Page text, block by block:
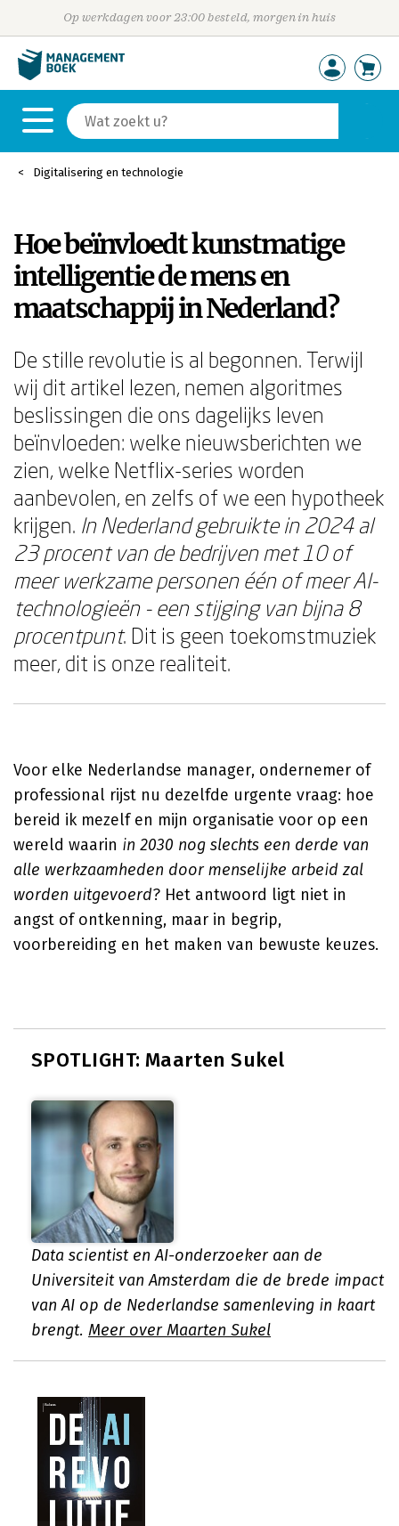
Op werkdagen voor 23:00 besteld, morgen in huis
Digitalisering en technologie
Hoe beïnvloedt kunstmatige
intelligentie de mens en
maatschappij in Nederland?
De stille revolutie is al begonnen. Terwijl
wij dit artikel lezen, nemen algoritmes
beslissingen die ons dagelijks leven
beïnvloeden: welke nieuwsberichten we
zien, welke Netflix-series worden
aanbevolen, en zelfs of we een hypotheek
krijgen. In Nederland gebruikte in 2024 al
23 procent van de bedrijven met 10 of
meer werkzame personen één of meer AI-
technologieën - een stijging van bijna 8
procentpunt. Dit is geen toekomstmuziek
meer, dit is onze realiteit.
Voor elke Nederlandse manager, ondernemer of
professional rijst nu dezelfde urgente vraag: hoe
bereid ik mezelf en mijn organisatie voor op een
wereld waarin in 2030 nog slechts een derde van
alle werkzaamheden door menselijke arbeid zal
worden uitgevoerd? Het antwoord ligt niet in
angst of ontkenning, maar in begrip,
voorbereiding en het maken van bewuste keuzes.
SPOTLIGHT: Maarten Sukel
Data scientist en AI-onderzoeker aan de
Universiteit van Amsterdam die de brede impact
van AI op de Nederlandse samenleving in kaart
brengt. Meer over Maarten Sukel